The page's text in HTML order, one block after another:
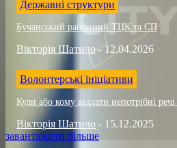
Державні структури
Бучанський районний ТЦК та СП
Вікторія Шатило - 12.04.2026
Волонтерські ініціативи
Куди або кому віддати непотрібні
Вікторія Шатило - 15.12.2025
завантажити більше